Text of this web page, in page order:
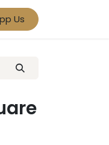
Us